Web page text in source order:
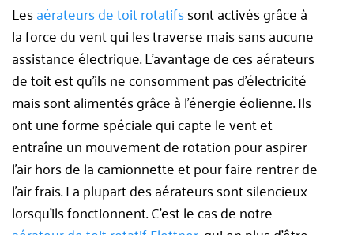
Lesaérateurs de toit rotatifssont activés grâce à
la force du vent qui les traverse mais sans aucune
assistance électrique. L’avantage de ces aérateurs
de toit est qu’ils ne consomment pas d'électricité
mais sont alimentés grâce à l’énergie éolienne. Ils
ont une forme spéciale qui capte le vent et
entraîne un mouvement de rotation pour aspirer
l'air hors de la camionnette et pour faire rentrer de
l’air frais. La plupart des aérateurs sont silencieux
lorsqu'ils fonctionnent. C’est le cas de notre